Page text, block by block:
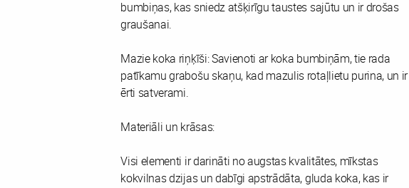
bumbiņas, kas sniedz atšķirīgu taustes sajūtu un ir drošas
graušanai.
Mazie koka riņķīši: Savienoti ar koka bumbiņām, tie rada
patīkamu grabošu skaņu, kad mazulis rotaļlietu purina, un ir
ērti satverami.
Materiāli un krāsas:
Visi elementi ir darināti no augstas kvalitātes, mīkstas
kokvilnas dzijas un dabīgi apstrādāta, gluda koka, kas ir